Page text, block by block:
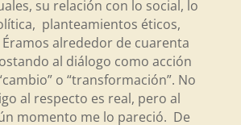
su relación con lo social, lo
planteamientos éticos,
alrededor de cuarenta
al diálogo como acción
o “transformación”. No
al respecto es real, pero al
momento me lo pareció. De